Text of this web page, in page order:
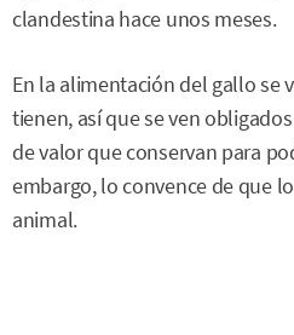
clandestina hace unos meses.
En la alimentación del gallo se
tienen, así que se ven
de valor que conservan para
embargo, lo convence de que
animal.